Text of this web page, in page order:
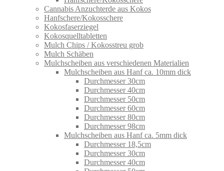
Cannabis Anzuchterde aus Kokos
Hanfschere/Kokosschere
Kokosfaserziegel
Kokosquelltabletten
Mulch Chips / Kokosstreu grob
Mulch Schäben
Mulchscheiben aus verschiedenen Materialien
Mulchscheiben aus Hanf ca. 10mm dick
Durchmesser 30cm
Durchmesser 40cm
Durchmesser 50cm
Durchmesser 60cm
Durchmesser 80cm
Durchmesser 98cm
Mulchscheiben aus Hanf ca. 5mm dick
Durchmesser 18,5cm
Durchmesser 30cm
Durchmesser 40cm